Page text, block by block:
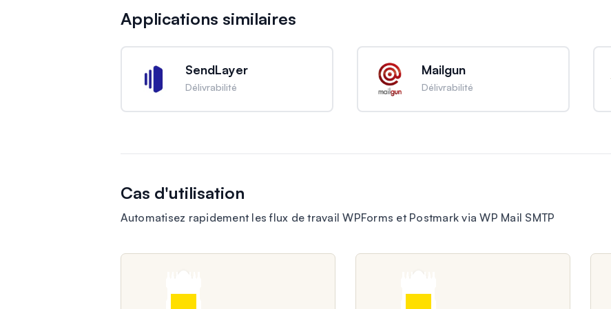
Applications similaires
SendLayer
Délivrabilité
Mailgun
Délivrabilité
Cas d'utilisation
Automatisez rapidement les flux de travail WPForms et Postmark via WP Mail SMTP